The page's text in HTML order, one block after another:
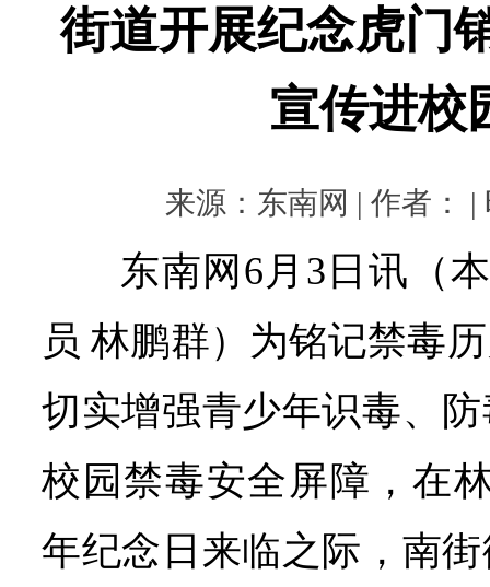
街道开展纪念虎门
宣传进校
来源：东南网 | 作者： |
东南网6月3日讯（
员 林鹏群）为铭记禁毒
切实增强青少年识毒、
校园禁毒安全屏障，在
年纪念日来临之际，南